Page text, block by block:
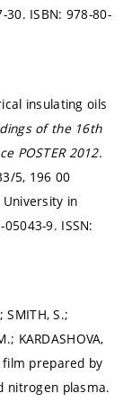
30. ISBN: 978-80-
insulating oils
of the 16th
POSTER 2012.
5, 196 00
University in
9. ISSN:
SMITH, S.;
KARDASHOVA,
prepared by
nitrogen plasma.